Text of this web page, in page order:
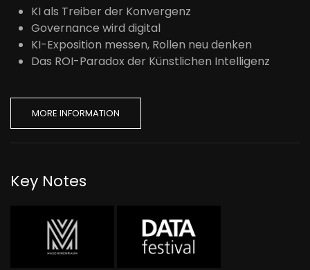
KI als Treiber der Konvergenz
Governance wird digital
KI-Exposition messen, Rollen neu denken
Das ROI-Paradox der Künstlichen Intelligenz
MORE INFORMATION
Key Notes